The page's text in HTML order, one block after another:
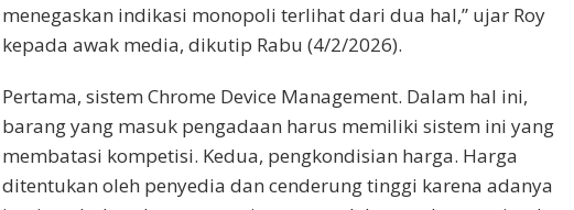
menegaskan indikasi monopoli terlihat dari dua hal,” ujar Roy
kepada awak media, dikutip Rabu (4/2/2026).
Pertama, sistem Chrome Device Management. Dalam hal ini,
barang yang masuk pengadaan harus memiliki sistem ini yang
membatasi kompetisi. Kedua, pengkondisian harga. Harga
ditentukan oleh penyedia dan cenderung tinggi karena adanya